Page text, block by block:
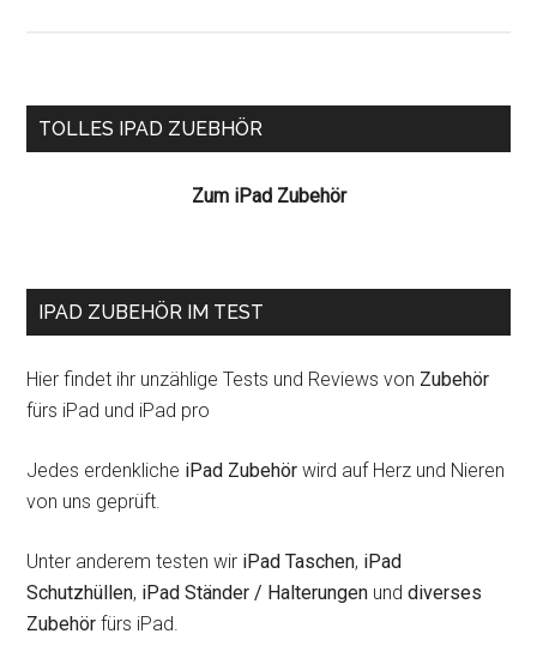
dem
Seitenspalte
TOLLES IPAD ZUEBHÖR
Zum iPad Zubehör
IPAD ZUBEHÖR IM TEST
Hier findet ihr unzählige Tests und Reviews von Zubehör
fürs iPad und iPad pro
Jedes erdenkliche iPad Zubehör wird auf Herz und Nieren
von uns geprüft.
Unter anderem testen wir iPad Taschen, iPad
Schutzhüllen, iPad Ständer / Halterungen unddiverses
Zubehör fürs iPad.